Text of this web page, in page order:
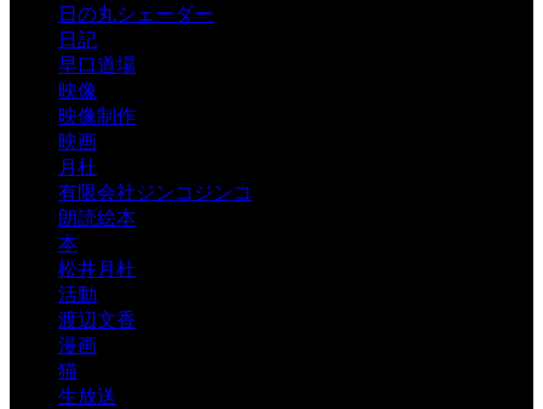
日の丸シェーダー
日記
早口道場
映像
映像制作
映画
月杜
有限会社ジンコジンコ
朗読絵本
本
松井月杜
活動
渡辺文香
漫画
猫
生放送